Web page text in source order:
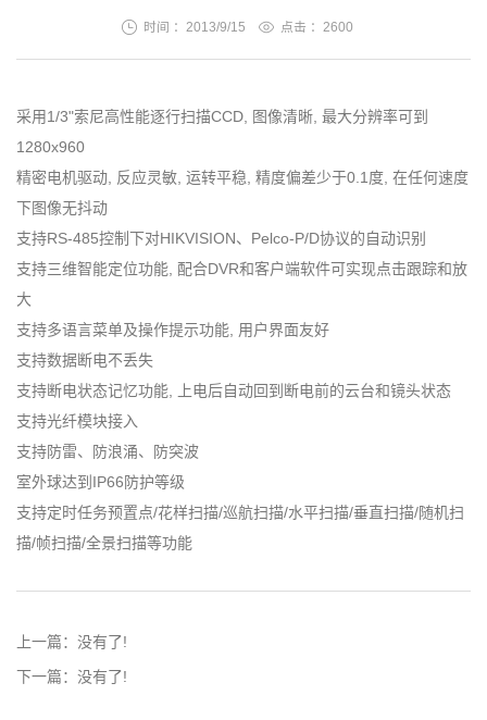
时间 ：2013/9/15 点击 ： 2600
采用1/3"索尼高性能逐行扫描CCD, 图像清晰, 最大分辨率可到
1280x960
精密电机驱动, 反应灵敏, 运转平稳, 精度偏差少于0.1度, 在任何速度
下图像无抖动
支持RS-485控制下对HIKVISION、Pelco-P/D协议的自动识别
支持三维智能定位功能, 配合DVR和客户端软件可实现点击跟踪和放
大
支持多语言菜单及操作提示功能, 用户界面友好
支持数据断电不丢失
支持断电状态记忆功能, 上电后自动回到断电前的云台和镜头状态
支持光纤模块接入
支持防雷、防浪涌、防突波
室外球达到IP66防护等级
支持定时任务预置点/花样扫描/巡航扫描/水平扫描/垂直扫描/随机扫
描/帧扫描/全景扫描等功能
上一篇： 没有了!
下一篇： 没有了!